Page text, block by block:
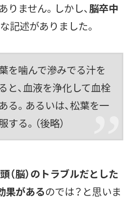
りません。しかし、脳卒中
記述がありました。
を噛んで滲みでる汁を
と、血液を浄化して血栓
る。あるいは、松葉を一
る。（後略）
（脳）のトラブルだとした
果があるのでは？と思いま